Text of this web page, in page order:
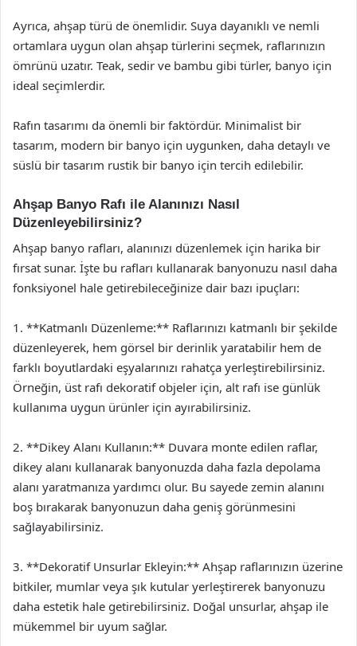
Ayrıca, ahşap türü de önemlidir. Suya dayanıklı ve nemli
ortamlara uygun olan ahşap türlerini seçmek, raflarınızın
ömrünü uzatır. Teak, sedir ve bambu gibi türler, banyo için
ideal seçimlerdir.
Rafın tasarımı da önemli bir faktördür. Minimalist bir
tasarım, modern bir banyo için uygunken, daha detaylı ve
süslü bir tasarım rustik bir banyo için tercih edilebilir.
Ahşap Banyo Rafı ile Alanınızı Nasıl
Düzenleyebilirsiniz?
Ahşap banyo rafları, alanınızı düzenlemek için harika bir
fırsat sunar. İşte bu rafları kullanarak banyonuzu nasıl daha
fonksiyonel hale getirebileceğinize dair bazı ipuçları:
1. **Katmanlı Düzenleme:** Raflarınızı katmanlı bir şekilde
düzenleyerek, hem görsel bir derinlik yaratabilir hem de
farklı boyutlardaki eşyalarınızı rahatça yerleştirebilirsiniz.
Örneğin, üst rafı dekoratif objeler için, alt rafı ise günlük
kullanıma uygun ürünler için ayırabilirsiniz.
2. **Dikey Alanı Kullanın:** Duvara monte edilen raflar,
dikey alanı kullanarak banyonuzda daha fazla depolama
alanı yaratmanıza yardımcı olur. Bu sayede zemin alanını
boş bırakarak banyonuzun daha geniş görünmesini
sağlayabilirsiniz.
3. **Dekoratif Unsurlar Ekleyin:** Ahşap raflarınızın üzerine
bitkiler, mumlar veya şık kutular yerleştirerek banyonuzu
daha estetik hale getirebilirsiniz. Doğal unsurlar, ahşap ile
mükemmel bir uyum sağlar.